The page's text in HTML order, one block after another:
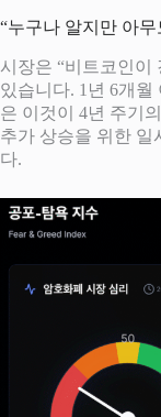
“누구나 알지만 아무
시장은 “비트코인이
있습니다. 1년 6개
은 이것이 4년 주기
추가 상승을 위한 일
다.